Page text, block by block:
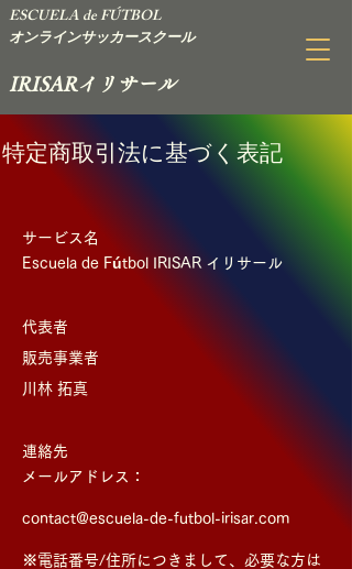
ESCUELA de FÚTBOL
オンラインサッカースクール
​IRISARイリサール
特定商取引法に基づく表記
サービス名
Escuela de Fútbol IRISAR イリサール
​代表者
​販売事業者
​川林 拓真
連絡先
メールアドレス：
contact@escuela-de-futbol-irisar.com
※電話番号/住所につきまして、必要な方は